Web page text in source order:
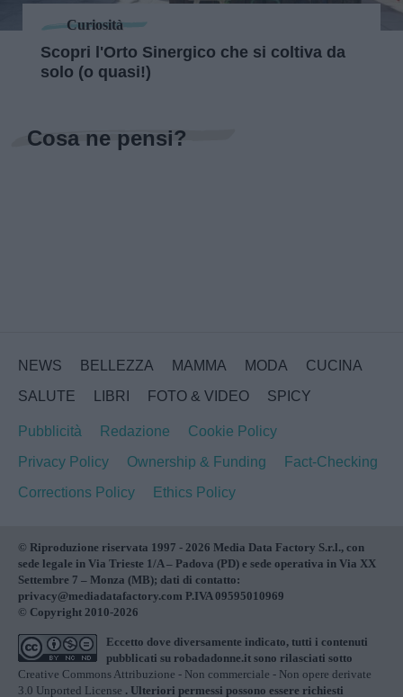
Curiosità
Scopri l'Orto Sinergico che si coltiva da
solo (o quasi!)
Cosa ne pensi?
NEWS BELLEZZA MAMMA MODA
CUCINA
SALUTE
LIBRI FOTO & VIDEO SPICY
Pubblicità Redazione
Cookie Policy
Privacy Policy
Ownership & Funding
Fact-Checking
Corrections Policy
Ethics Policy
© Riproduzione riservata 1997 - 2026 Media Data Factory S.r.l., con
sede legale in Via Trieste 1/A – Padova (PD) e sede operativa in Via XX
Settembre 7 – Monza (MB); dati di contatto:
privacy@mediadatafactory.com P.IVA 09595010969
© Copyright 2010-2026
Eccetto dove diversamente indicato, tutti i contenuti
pubblicati su robadadonne.it sono rilasciati sotto
Creative Commons Attribuzione - Non commerciale - Non opere derivate
3.0 Unported License . Ulteriori permessi possono essere richiesti